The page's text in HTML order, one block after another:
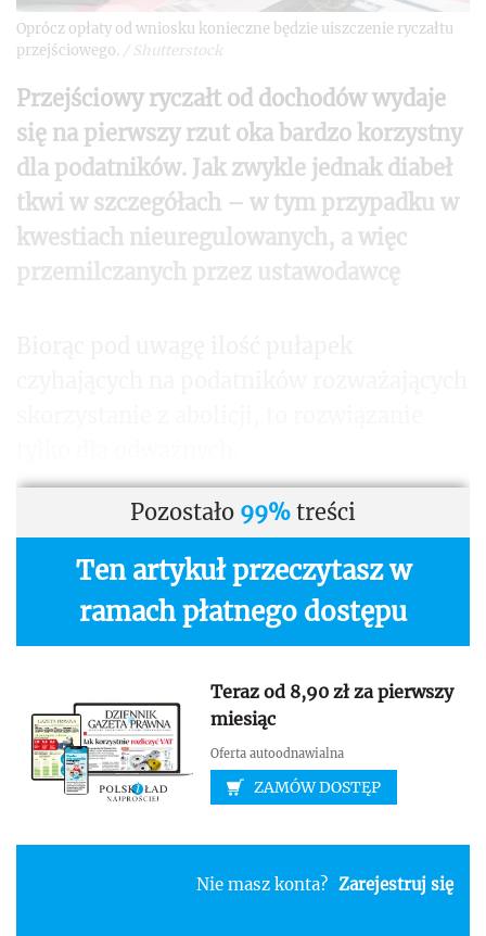
Oprócz opłaty od wniosku konieczne będzie uiszczenie ryczałtu
przejściowego. / Shutterstock
Przejściowy ryczałt od dochodów wydaje
się na pierwszy rzut oka bardzo korzystny
dla podatników. Jak zwykle jednak diabeł
tkwi w szczegółach – w tym przypadku w
kwestiach nieuregulowanych, a więc
przemilczanych przez ustawodawcę
Pozostało 99% treści
Ten artykuł przeczytasz w
ramach płatnego dostępu
Teraz od 8,90 zł za pierwszy
miesiąc
Oferta autoodnawialna
ZAMÓW DOSTĘP
Nie masz konta? Zarejestruj się